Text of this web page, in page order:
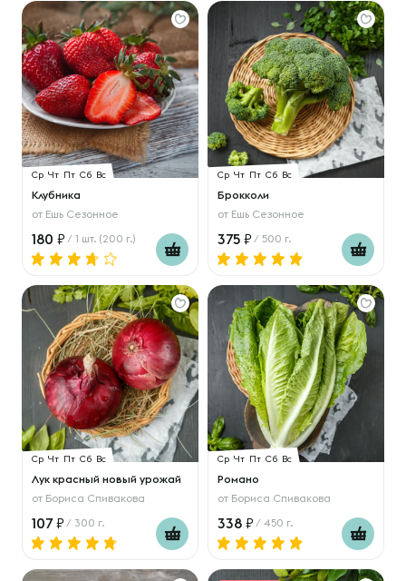
Ср Чт Пт Сб Вс
Клубника
от Ешь Сезонное
180 / 1 шт. (200 г.)
Ср Чт Пт Сб Вс
Брокколи
от Ешь Сезонное
375 / 500 г.
Ср Чт Пт Сб Вс
Лук красный новый урожай
от Бориса Спивакова
107 / 300 г.
Ср Чт Пт Сб Вс
Романо
от Бориса Спивакова
338 / 450 г.